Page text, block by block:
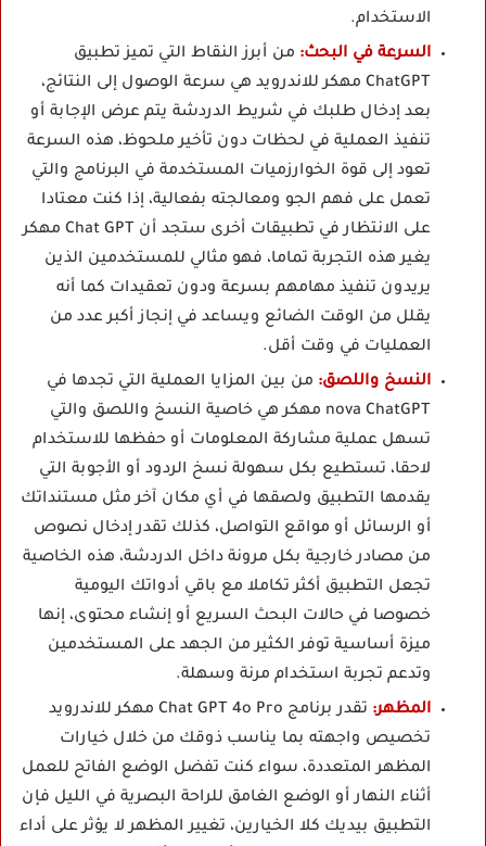
الاستخدام.
السرعة في البحث: من أبرز النقاط التي تميز تطبيق
ChatGPT مهكر للاندرويد هي سرعة الوصول إلى النتائج،
بعد إدخال طلبك في شريط الدردشة يتم عرض الإجابة أو
تنفيذ العملية في لحظات دون تأخير ملحوظ، هذه السرعة
تعود إلى قوة الخوارزميات المستخدمة في البرنامج والتي
تعمل على فهم الجو ومعالجته بفعالية، إذا كنت معتادا
على الانتظار في تطبيقات أخرى ستجد أن Chat GPT مهكر
يغير هذه التجربة تماما، فهو مثالي للمستخدمين الذين
يريدون تنفيذ مهامهم بسرعة ودون تعقيدات كما أنه
يقلل من الوقت الضائع ويساعد في إنجاز أكبر عدد من
العمليات في وقت أقل.
النسخ واللصق: من بين المزايا العملية التي تجدها في
nova ChatGPT مهكر هي خاصية النسخ واللصق والتي
تسهل عملية مشاركة المعلومات أو حفظها للاستخدام
لاحقا، تستطيع بكل سهولة نسخ الردود أو الأجوبة التي
يقدمها التطبيق ولصقها في أي مكان آخر مثل مستنداتك
أو الرسائل أو مواقع التواصل، كذلك تقدر إدخال نصوص
من مصادر خارجية بكل مرونة داخل الدردشة، هذه الخاصية
تجعل التطبيق أكثر تكاملا مع باقي أدواتك اليومية
خصوصا في حالات البحث السريع أو إنشاء محتوى، إنها
ميزة أساسية توفر الكثير من الجهد على المستخدمين
وتدعم تجربة استخدام مرنة وسهلة.
المظهر:
تقدر برنامج Chat GPT 4o Pro مهكر للاندرويد
تخصيص واجهته بما يناسب ذوقك من خلال خيارات
المظهر المتعددة، سواء كنت تفضل الوضع الفاتح للعمل
أثناء النهار أو الوضع الغامق للراحة البصرية في الليل فإن
التطبيق بيديك كلا الخيارين، تغيير المظهر لا يؤثر على أداء